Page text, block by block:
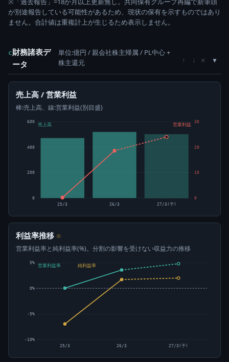
が別途報告している可能性があるため、現状の保有を示すものではあり
ません。合計値は重複計上が生じるため表示しません。
c財務諸表デ
ータ
単位:億円 / 親会社株主帰属 / PL中心 +
株主還元
↑ ↓ ×
売上高 / 営業利益
棒:売上高、線:営業利益(別目盛)
0
200
400
600
0
10
20
30
25/3 26/3 27/3(予)
売上高 営業利益
利益率推移 ⊙
営業利益率と純利益率(%)。分割の影響を受けない収益力の推移
-10%
-5%
0%
5%
営業利益率 純利益率
25/3 26/3 27/3(予)